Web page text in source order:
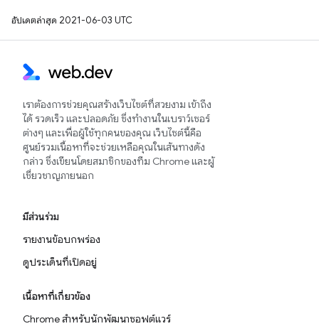
อัปเดตล่าสุด 2021-06-03 UTC
เราต้องการช่วยคุณสร้างเว็บไซต์ที่สวยงาม เข้าถึง
ได้ รวดเร็ว และปลอดภัย ซึ่งทำงานในเบราว์เซอร์
ต่างๆ และเพื่อผู้ใช้ทุกคนของคุณ เว็บไซต์นี้คือ
ศูนย์รวมเนื้อหาที่จะช่วยเหลือคุณในเส้นทางดัง
กล่าว ซึ่งเขียนโดยสมาชิกของทีม Chrome และผู้
เชี่ยวชาญภายนอก
มีส่วนร่วม
รายงานข้อบกพร่อง
ดูประเด็นที่เปิดอยู่
เนื้อหาที่เกี่ยวข้อง
Chrome สำหรับนักพัฒนาซอฟต์แวร์